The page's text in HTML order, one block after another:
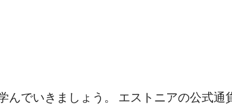
んでいきましょう。 エストニアの公式通